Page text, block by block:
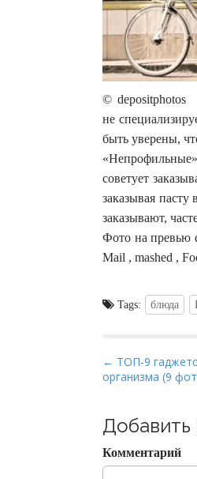
©
не
быть уверены,
советует
заказывая
заказывают,
Фото на превью
Mail , mashed ,
Tags: блюда
P
o
t
n
a
← ТОП-9
организма (9
Комментарий